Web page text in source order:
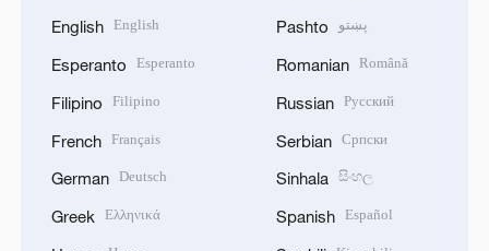
English English
Esperanto Esperanto
Filipino Filipino
French Français
German Deutsch
Greek Ελληνικά
Pashto پښتو
Romanian Română
Russian Русский
Serbian Српски
Sinhala සිංහල
Spanish Español